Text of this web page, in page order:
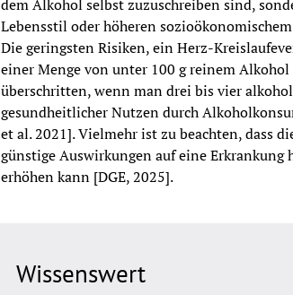
dem Alkohol selbst zuzuschreiben sind,
Lebensstil oder höheren
Die geringsten Risiken, ein Herz-
einer Menge von unter 100 g reinem
überschritten, wenn man drei bis vier
gesundheitlicher Nutzen durch
et al. 2021]. Vielmehr ist zu beachten, dass
günstige Auswirkungen auf eine
erhöhen kann [DGE, 2025].
Wissenswert